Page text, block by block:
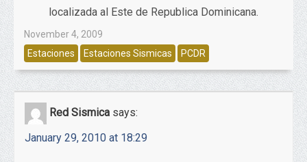
localizada al Este de Republica Dominicana.
November 4, 2009
Estaciones
Estaciones Sismicas PCDR
Red Sismica says:
January 29, 2010 at 18:29